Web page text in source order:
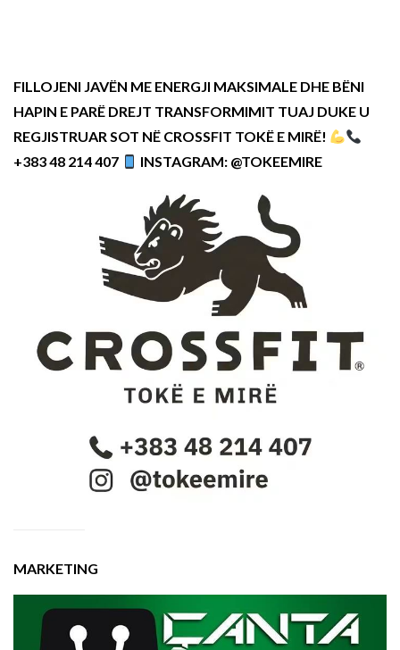
FILLOJENI JAVËN ME ENERGJI MAKSIMALE DHE BËNI
HAPIN E PARË DREJT TRANSFORMIMIT TUAJ DUKE U
REGJISTRUAR SOT NË CROSSFIT TOKË E MIRË!
+383 48 214 407
INSTAGRAM: @TOKEEMIRE
MARKETING